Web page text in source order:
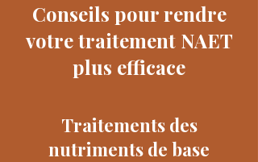
Conseils pour rendre
votre traitement NAET
plus efficace
Traitements des
nutriments de base